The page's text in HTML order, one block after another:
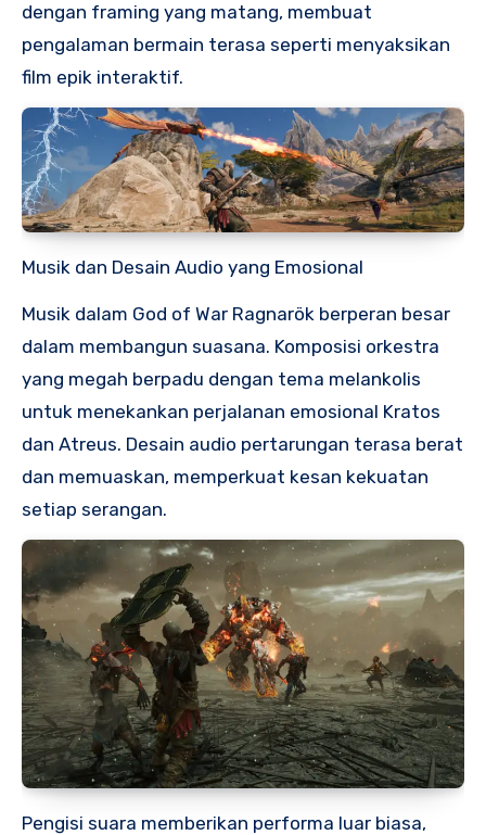
dengan framing yang matang, membuat
pengalaman bermain terasa seperti menyaksikan
film epik interaktif.
Musik dan Desain Audio yang Emosional
Musik dalam God of War Ragnarök berperan besar
dalam membangun suasana. Komposisi orkestra
yang megah berpadu dengan tema melankolis
untuk menekankan perjalanan emosional Kratos
dan Atreus. Desain audio pertarungan terasa berat
dan memuaskan, memperkuat kesan kekuatan
setiap serangan.
Pengisi suara memberikan performa luar biasa,